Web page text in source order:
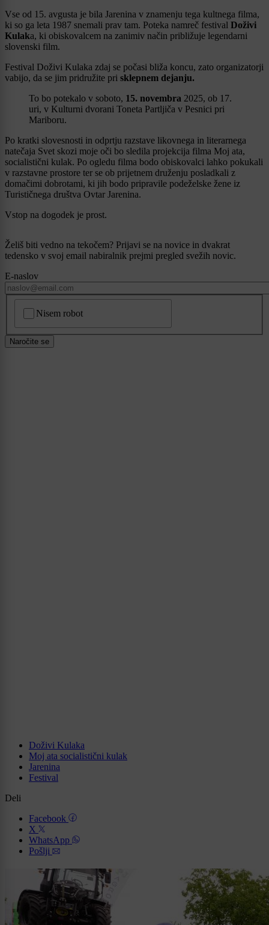
Vse od 15. avgusta je bila Jarenina v znamenju tega kultnega filma,
ki so ga leta 1987 snemali prav tam. Poteka namreč festival Doživi
Kulaka, ki obiskovalcem na zanimiv način približuje legendarni
slovenski film.
Festival Doživi Kulaka zdaj se počasi bliža koncu, zato organizatorji
vabijo, da se jim pridružite pri sklepnem dejanju.
To bo potekalo v soboto, 15. novembra 2025, ob 17.
uri, v Kulturni dvorani Toneta Partljiča v Pesnici pri
Mariboru.
Po kratki slovesnosti in odprtju razstave likovnega in literarnega
natečaja Svet skozi moje oči bo sledila projekcija filma Moj ata,
socialistični kulak. Po ogledu filma bodo obiskovalci lahko pokukali
v razstavne prostore ter se ob prijetnem druženju posladkali z
domačimi dobrotami, ki jih bodo pripravile podeželske žene iz
Turističnega društva Ovtar Jarenina.
Vstop na dogodek je prost.
Želiš biti vedno na tekočem? Prijavi se na novice in dvakrat
tedensko v svoj email nabiralnik prejmi pregled svežih novic.
E-naslov
Nisem robot
Naročite se
Doživi Kulaka
Moj ata socialistični kulak
Jarenina
Festival
Deli
Facebook
X
WhatsApp
Pošlji